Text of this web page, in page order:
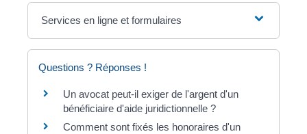
Services en ligne et formulaires
Questions ? Réponses !
Un avocat peut-il exiger de l'argent d'un
bénéficiaire d'aide juridictionnelle ?
Comment sont fixés les honoraires d'un